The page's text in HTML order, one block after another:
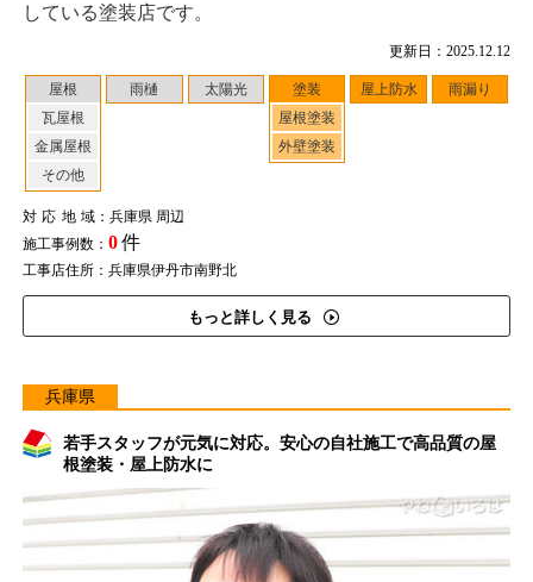
更新日：2025.12.12
屋根
瓦屋根
金属屋根
その他
雨樋 太陽光
塗装
屋根塗装
外壁塗装
屋上防水 雨漏り
対応地域：兵庫県 周辺
施工事例数： 0件
工事店住所：兵庫県伊丹市南野北
もっと詳しく見る
している塗装店です。
兵庫県
若手スタッフが元気に対応。安心の自社施工で高品質の屋
根塗装・屋上防水に